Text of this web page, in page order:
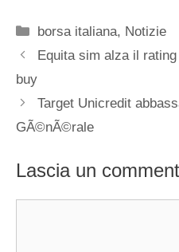
Categorie
borsa italiana, Notizie
Equita sim alza il
buy
Target Unicredit
GÃ©nÃ©rale
Lascia un